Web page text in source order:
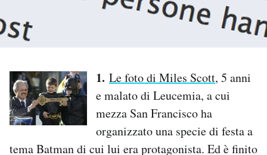
NEWSLETTER
I MIEI PREFERITI
SHOP
CALENDARIO
1. Le foto di Miles Scott, 5 anni
e malato di Leucemia, a cui
mezza San Francisco ha
organizzato una specie di festa a
tema Batman di cui lui era protagonista. Ed è finito